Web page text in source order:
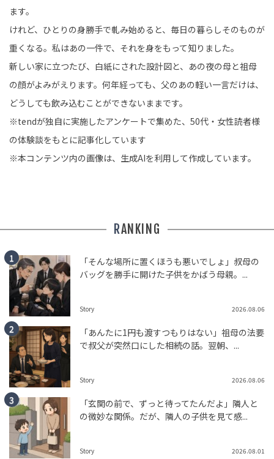
ます。
けれど、ひとりの身勝手で軋み始めると、毎日の暮らしそのものが
重くなる。私はあの一件で、それを身をもって知りました。
新しい家に立つたび、白紙にされた設計図と、あの夜の母と祖母
の顔がよみがえります。何年経っても、父のあの軽い一言だけは、
どうしても飲み込むことができないままです。
※tendが独自に実施したアンケートで集めた、50代・女性読者様
の体験談をもとに記事化しています
※本コンテンツ内の画像は、生成AIを利用して作成しています。
RANKING
「そんな場所に置くほうも悪いでしょ」叔母の
バッグを勝手に開けた子供をかばう母親。...
Story 2026.08.06
「あんたに1円も渡すつもりはない」祖母の法要
で叔父が突然口にした相続の話。翌朝、...
Story 2026.08.06
「玄関の前で、ずっと待ってたんだよ」隣人と
の微妙な関係。だが、隣人の子供を見て感...
Story 2026.08.01